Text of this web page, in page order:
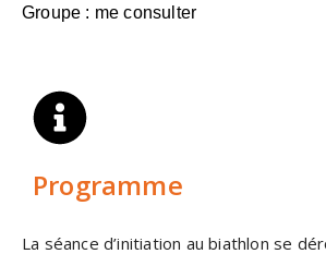
Groupe : me consulter
Programme
La séance d’initiation au biathlon se